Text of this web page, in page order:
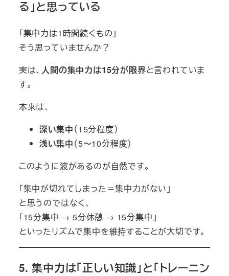
る」と思っている
「集中力は1時間続くもの」
そう思っていませんか？
実は、 人間の集中力は15分が限界と言われていま
す。
本来は、
深い集中（15分程度）
浅い集中（5〜10分程度）
このように波があるのが自然です。
「集中が切れてしまった＝集中力がない」
と思うのではなく、
「15分集中 → 5分休憩 → 15分集中」
といったリズムで集中を維持することが大切です。
5.集中力は「正しい知識」と「トレーニン